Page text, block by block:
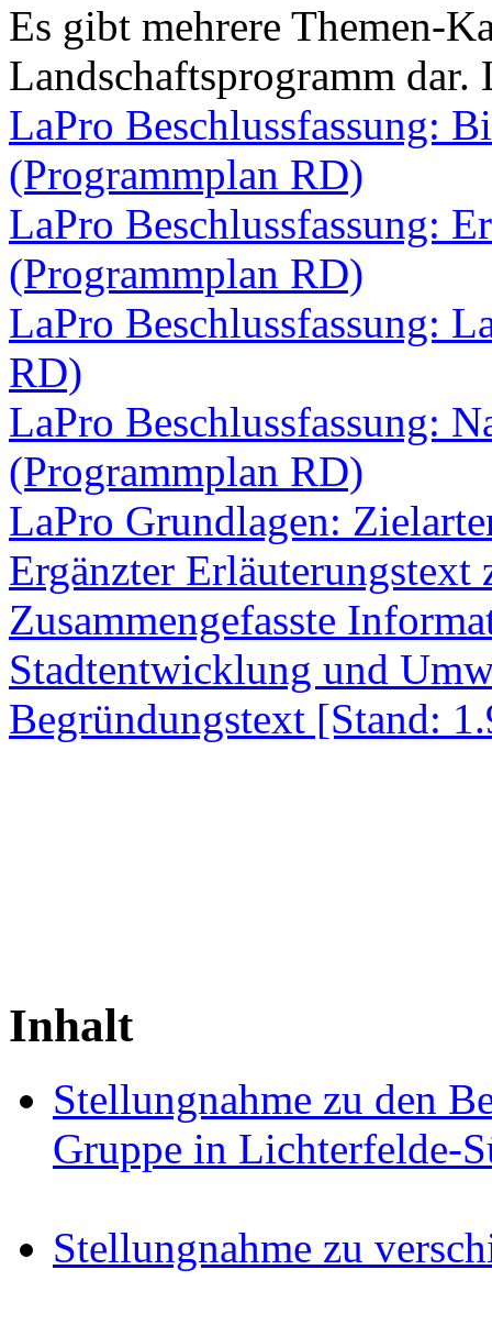
Es gibt mehrere Themen-
Landschaftsprogramm dar.
LaPro Beschlussfassung:
(Programmplan RD)
LaPro Beschlussfassung:
(Programmplan RD)
LaPro Beschlussfassung:
RD)
LaPro Beschlussfassung:
(Programmplan RD)
LaPro Grundlagen:
Ergänzter
Zusammengefasste
Stadtentwicklung und
Begründungstext [Stand:
Inhalt
Stellungnahme zu den
Gruppe in Lichterfelde-
Stellungnahme zu